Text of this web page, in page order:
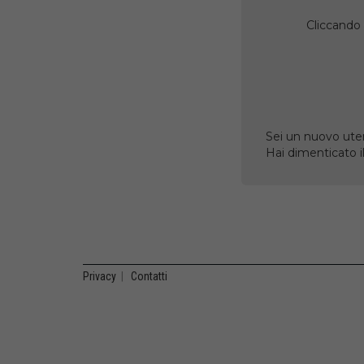
Sei un nuovo
Hai dimenticato
Privacy Contatti